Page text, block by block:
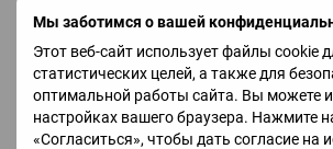
Мы заботимся о вашей
Этот веб-сайт использует файлы cookie
статистических целей, а также для
оптимальной работы сайта. Вы можете
настройках вашего браузера. Нажмите
«Согласиться», чтобы дать согласие на
КПД 98% дозволяє зменшити витрати
послуги або повністю зменшити вашу
мережі.
Ви можете контролювати роботу
спеціального додатка на смартфоні або